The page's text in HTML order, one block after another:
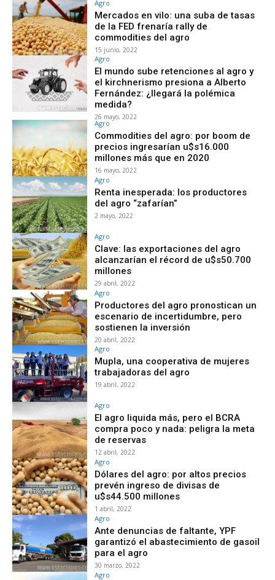
Agro
Mercados en vilo: una suba de tasas
de la FED frenaría rally de
commodities del agro
15 junio, 2022
Agro
El mundo sube retenciones al agro y
el kirchnerismo presiona a Alberto
Fernández: ¿llegará la polémica
medida?
26 mayo, 2022
Agro
Commodities del agro: por boom de
precios ingresarían u$s16.000
millones más que en 2020
16 mayo, 2022
Agro
Renta inesperada: los productores
del agro “zafarían”
2 mayo, 2022
Agro
Clave: las exportaciones del agro
alcanzarían el récord de u$s50.700
millones
29 abril, 2022
Agro
Productores del agro pronostican un
escenario de incertidumbre, pero
sostienen la inversión
20 abril, 2022
Agro
Mupla, una cooperativa de mujeres
trabajadoras del agro
19 abril, 2022
Agro
El agro liquida más, pero el BCRA
compra poco y nada: peligra la meta
de reservas
12 abril, 2022
Agro
Dólares del agro: por altos precios
prevén ingreso de divisas de
u$s44.500 millones
1 abril, 2022
Agro
Ante denuncias de faltante, YPF
garantizó el abastecimiento de gasoil
para el agro
30 marzo, 2022
Agro